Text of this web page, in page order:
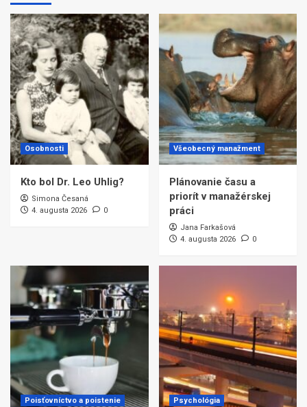
Osobnosti
Kto bol Dr. Leo Uhlig?
Simona Česaná
4. augusta 2026
0
Všeobecný manažment
Plánovanie času a
priorít v manažérskej
práci
Jana Farkašová
4. augusta 2026
0
Poisťovníctvo a poistenie Psychológia